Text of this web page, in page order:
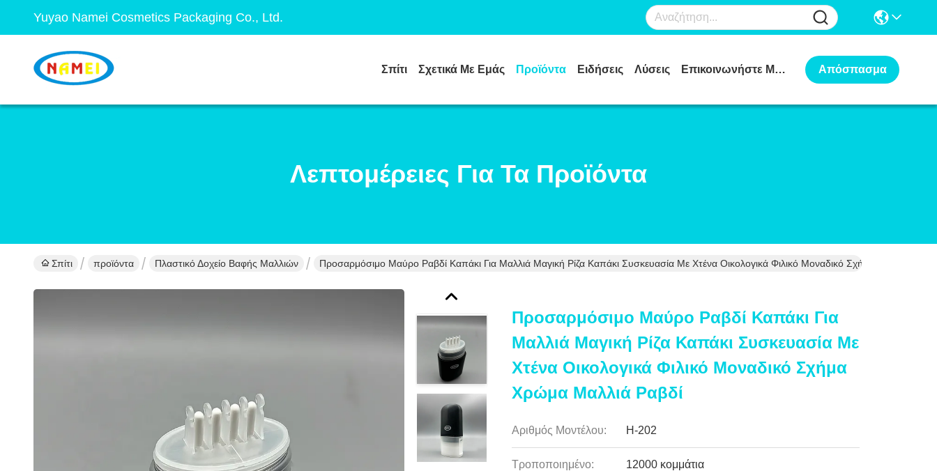
Yuyao Namei Cosmetics Packaging Co., Ltd.
Σπίτι Σχετικά Με Εμάς Προϊόντα Ειδήσεις Λύσεις Επικοινωνήστε Μαζί Μας Απόσπασμα
Λεπτομέρειες Για Τα Προϊόντα
Σπίτι προϊόντα Πλαστικό Δοχείο Βαφής Μαλλιών Προσαρμόσιμο Μαύρο Ραβδί Καπάκι Για Μαλλιά Μαγική Ρίζα Καπάκι Συσκευασία Με Χτένα Οικολογικά Φιλικό Μοναδικό Σχήμα Χρώμα
Προσαρμόσιμο Μαύρο Ραβδί Καπάκι Για
Μαλλιά Μαγική Ρίζα Καπάκι Συσκευασία Με
Χτένα Οικολογικά Φιλικό Μοναδικό Σχήμα
Χρώμα Μαλλιά Ραβδί
Αριθμός Μοντέλου: H-202
Τροποποιημένο: 12000 κομμάτια